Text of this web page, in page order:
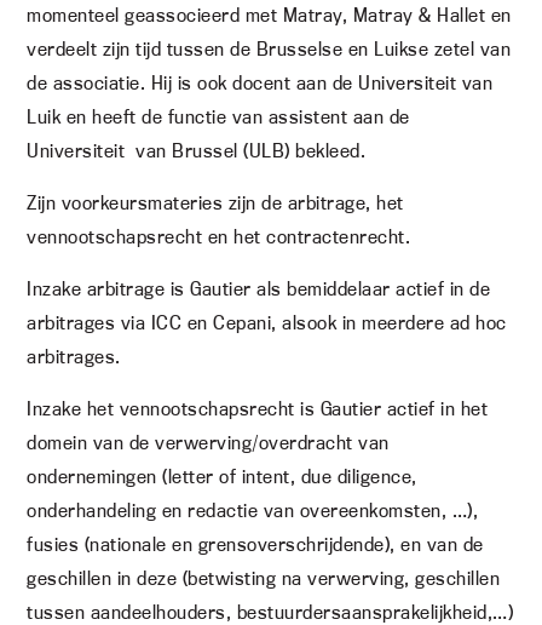
momenteel geassocieerd met Matray, Matray & Hallet en
verdeelt zijn tijd tussen de Brusselse en Luikse zetel van
de associatie. Hij is ook docent aan de Universiteit van
Luik en heeft de functie van assistent aan de
Universiteit van Brussel (ULB) bekleed.
Zijn voorkeursmateries zijn de arbitrage, het
vennootschapsrecht en het contractenrecht.
Inzake arbitrage is Gautier als bemiddelaar actief in de
arbitrages via ICC en Cepani, alsook in meerdere ad hoc
arbitrages.
Inzake het vennootschapsrecht is Gautier actief in het
domein van de verwerving/overdracht van
ondernemingen (letter of intent, due diligence,
onderhandeling en redactie van overeenkomsten, …),
fusies (nationale en grensoverschrijdende), en van de
geschillen in deze (betwisting na verwerving, geschillen
tussen aandeelhouders, bestuurdersaansprakelijkheid,…)